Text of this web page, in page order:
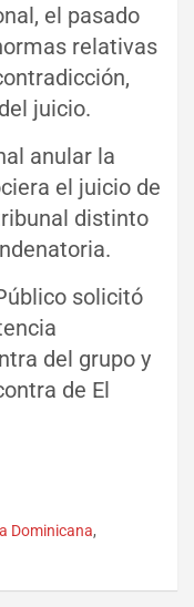
el pasado
relativas
juicio.
anular la
el juicio de
distinto
solicitó
del grupo y
de El
Dominicana,